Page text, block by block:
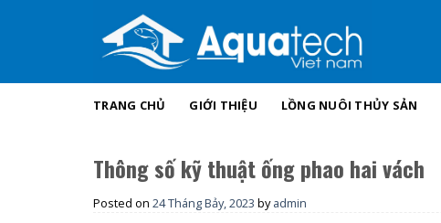
TRANG CHỦ GIỚI THIỆU LỒNG NUÔI THỦY SẢN
Thông số kỹ thuật ống phao hai vách
Posted on 24 Tháng Bảy, 2023 byadmin